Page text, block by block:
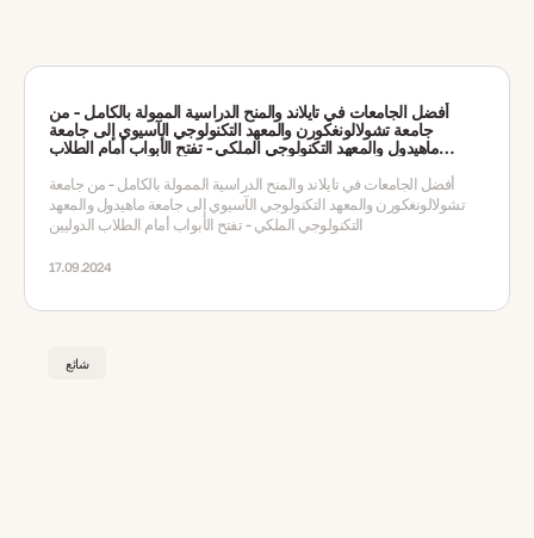
أفضل الجامعات في تايلاند والمنح الدراسية الممولة بالكامل - من
جامعة تشولالونغكورن والمعهد التكنولوجي الآسيوي إلى جامعة
ماهيدول والمعهد التكنولوجي الملكي - تفتح الأبواب أمام الطلاب
أفضل الجامعات في تايلاند والمنح الدراسية الممولة بالكامل - من جامعة
تشولالونغكورن والمعهد التكنولوجي الآسيوي إلى جامعة ماهيدول والمعهد
التكنولوجي الملكي - تفتح الأبواب أمام الطلاب الدوليين
17.09.2024
شائع